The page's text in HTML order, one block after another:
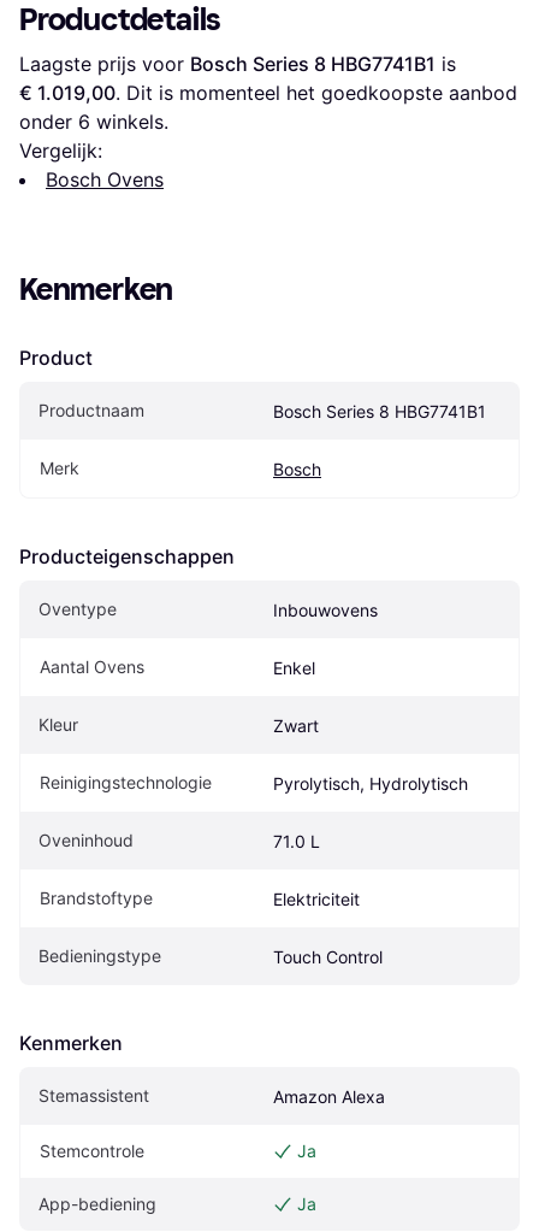
Productdetails
Laagste prijs voor Bosch Series 8 HBG7741B1
€ 1.019,00. Dit is momenteel het goedkoopste aanbod
onder 6 winkels.
Vergelijk:
Bosch Ovens
Kenmerken
Product
Productnaam Bosch Series 8 HBG7741B1
Merk Bosch
Producteigenschappen
Oventype Inbouwovens
Aantal Ovens Enkel
Kleur Zwart
Reinigingstechnologie Pyrolytisch, Hydrolytisch
Oveninhoud 71.0 L
Brandstoftype Elektriciteit
Bedieningstype Touch Control
Kenmerken
Stemassistent Amazon Alexa
Stemcontrole Ja
App-bediening Ja